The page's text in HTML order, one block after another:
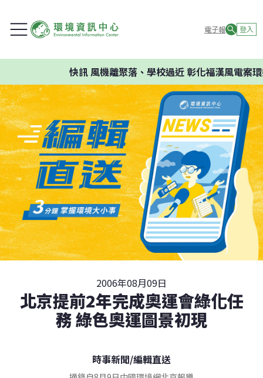
電子報 登入
快訊風機離聚落、學校過近 彰化福漢風電案環
2006年08月09日
北京提前2年完成奧運會綠化任
務 綠色奧運圖景初現
時事新聞/編輯直送